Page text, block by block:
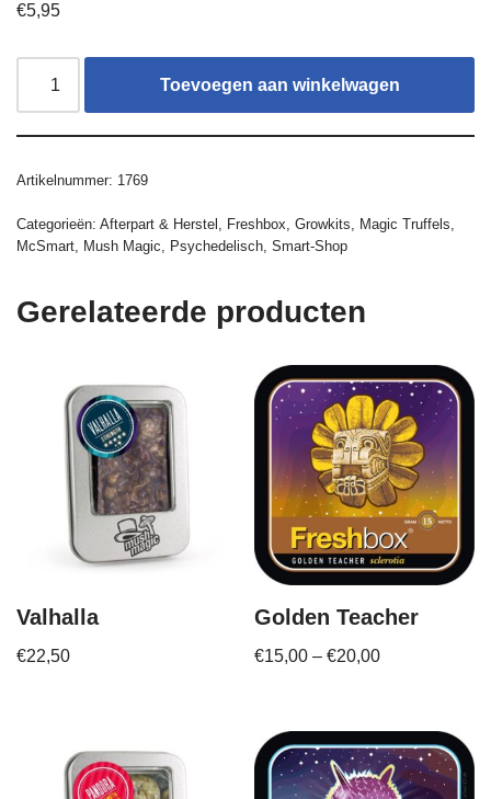
€5,95
Toevoegen aan winkelwagen
Artikelnummer: 1769
Categorieën: Afterpart & Herstel , Freshbox, Growkits, Magic Truffels,
McSmart, Mush Magic, Psychedelisch, Smart-Shop
Gerelateerde producten
Valhalla
€22,50
Golden Teacher
€15,00 –€20,00